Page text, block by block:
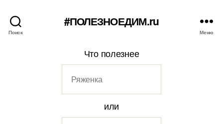
Поиск
#ПОЛЕЗНОЕДИМ.ru
Меню
Что полезнее
или